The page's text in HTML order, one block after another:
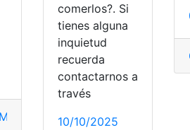
Móvil Trucos
comerlos?. Si
tienes alguna
inquietud
recuerda
contactarnos a
través
10/10/2025